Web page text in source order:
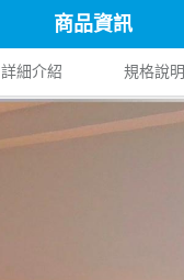
商品資訊
詳細介紹 規格說明